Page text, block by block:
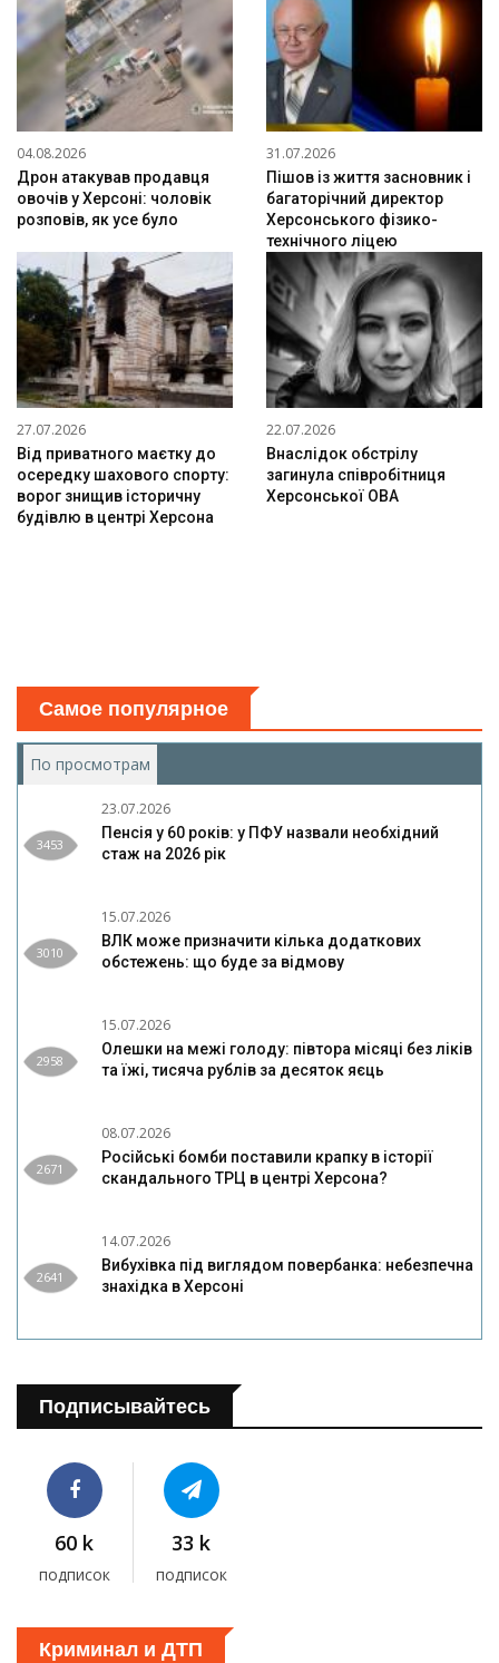
04.08.2026
Дрон атакував продавця
овочів у Херсоні: чоловік
розповів, як усе було
31.07.2026
Пішов із життя засновник і
багаторічний директор
Херсонського фізико-
технічного ліцею
27.07.2026
Від приватного маєтку до
осередку шахового спорту:
ворог знищив історичну
будівлю в центрі Херсона
22.07.2026
Внаслідок обстрілу
загинула співробітниця
Херсонської ОВА
Самое популярное
По просмотрам
3453
23.07.2026
Пенсія у 60 років: у ПФУ назвали необхідний
стаж на 2026 рік
3010
15.07.2026
ВЛК може призначити кілька додаткових
обстежень: що буде за відмову
2958
15.07.2026
Олешки на межі голоду: півтора місяці без ліків
та їжі, тисяча рублів за десяток яєць
2671
08.07.2026
Російські бомби поставили крапку в історії
скандального ТРЦ в центрі Херсона?
2641
14.07.2026
Вибухівка під виглядом повербанка: небезпечна
знахідка в Херсоні
Подписывайтесь
60 k
подписок
33 k
подписок
Криминал и ДТП